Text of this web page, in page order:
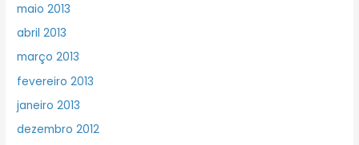
maio 2013
abril 2013
março 2013
fevereiro 2013
janeiro 2013
dezembro 2012